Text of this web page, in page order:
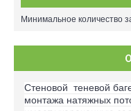
Минимальное количество
Стеновой теневой
монтажа натяжных